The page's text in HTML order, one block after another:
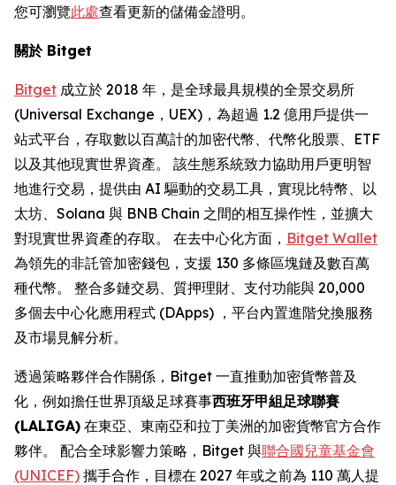
您可瀏覽此處查看更新的儲備金證明。
關於Bitget
Bitget 成立於 2018 年，是全球最具規模的全景交易所
(Universal Exchange，UEX)，為超過 1.2 億用戶提供一
站式平台，存取數以百萬計的加密代幣、代幣化股票、ETF
以及其他現實世界資產。 該生態系統致力協助用戶更明智
地進行交易，提供由 AI 驅動的交易工具，實現比特幣、以
太坊、Solana 與 BNB Chain 之間的相互操作性，並擴大
對現實世界資產的存取。 在去中心化方面， Bitget Wallet
為領先的非託管加密錢包，支援 130 多條區塊鏈及數百萬
種代幣。 整合多鏈交易、質押理財、支付功能與 20,000
多個去中心化應用程式 (DApps) ，平台內置進階兌換服務
及市場見解分析。
透過策略夥伴合作關係，Bitget 一直推動加密貨幣普及
化，例如擔任世界頂級足球賽事西班牙甲組足球聯賽
(LALIGA) 在東亞、東南亞和拉丁美洲的加密貨幣官方合作
夥伴。 配合全球影響力策略，Bitget 與聯合國兒童基金會
(UNICEF) 攜手合作，目標在 2027 年或之前為 110 萬人提